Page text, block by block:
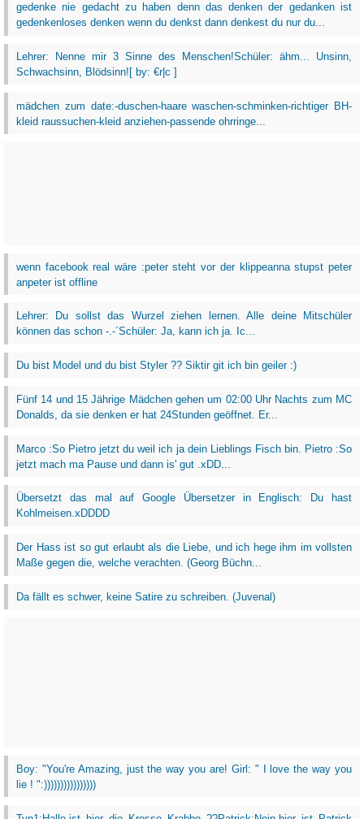
gedenke nie gedacht zu haben denn das denken der gedanken ist
gedenkenloses denken wenn du denkst dann denkest du nur du...
Lehrer: Nenne mir 3 Sinne des Menschen!Schüler: ähm... Unsinn,
Schwachsinn, Blödsinn![ by: €r|c ]
mädchen zum date:-duschen-haare waschen-schminken-richtiger BH-
kleid raussuchen-kleid anziehen-passende ohrringe...
wenn facebook real wäre :peter steht vor der klippeanna stupst peter
anpeter ist offline
Lehrer: Du sollst das Wurzel ziehen lernen. Alle deine Mitschüler
können das schon -.-´Schüler: Ja, kann ich ja. Ic...
Du bist Model und du bist Styler ?? Siktir git ich bin geiler :)
Fünf 14 und 15 Jährige Mädchen gehen um 02:00 Uhr Nachts zum MC
Donalds, da sie denken er hat 24Stunden geöffnet. Er...
Marco :So Pietro jetzt du weil ich ja dein Lieblings Fisch bin. Pietro :So
jetzt mach ma Pause und dann is' gut .xDD...
Übersetzt das mal auf Google Übersetzer in Englisch: Du hast
Kohlmeisen.xDDDD
Der Hass ist so gut erlaubt als die Liebe, und ich hege ihm im vollsten
Maße gegen die, welche verachten. (Georg Büchn...
Da fällt es schwer, keine Satire zu schreiben. (Juvenal)
Boy: "You're Amazing, just the way you are! Girl: " I love the way you
lie ! ":))))))))))))))))